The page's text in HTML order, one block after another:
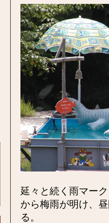
延々と続く雨マー
から梅雨が明け、
る。